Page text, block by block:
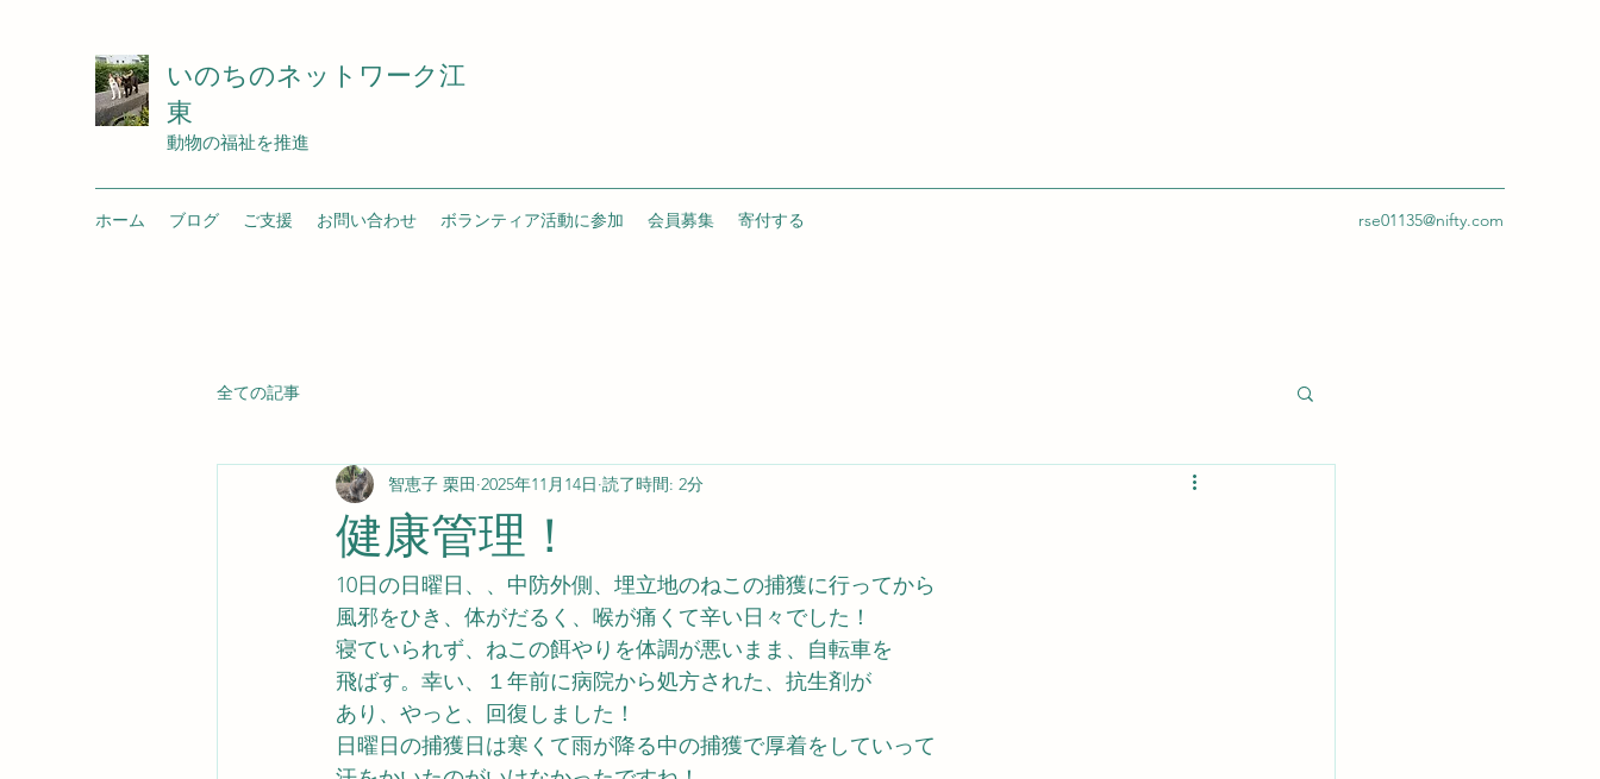
いのちのネットワーク江
東
動物の福祉を推進
ホーム ブログ ご支援 お問い合わせ ボランティア活動に参加 会員募集 寄付する rse01135@nifty.com
全ての記事
健康管理！
智恵子 栗田 2025年11月14日 読了時間: 2分
10日の日曜日、、中防外側、埋立地のねこの捕獲に行ってから
風邪をひき、体がだるく、喉が痛くて辛い日々でした！
寝ていられず、ねこの餌やりを体調が悪いまま、自転車を
飛ばす。幸い、１年前に病院から処方された、抗生剤が
あり、やっと、回復しました！
日曜日の捕獲日は寒くて雨が降る中の捕獲で厚着をしていって